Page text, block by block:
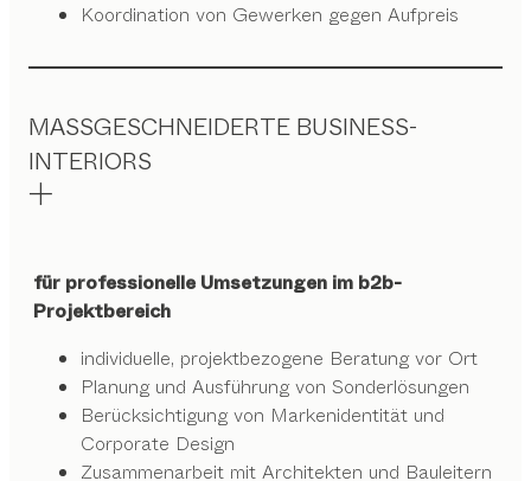
Koordination von Gewerken gegen Aufpreis
MASSGESCHNEIDERTE BUSINESS-
INTERIORS
für professionelle Umsetzungen im b2b-
Projektbereich
individuelle, projektbezogene Beratung vor Ort
Planung und Ausführung von Sonderlösungen
Berücksichtigung von Markenidentität und
Corporate Design
Zusammenarbeit mit Architekten und Bauleitern